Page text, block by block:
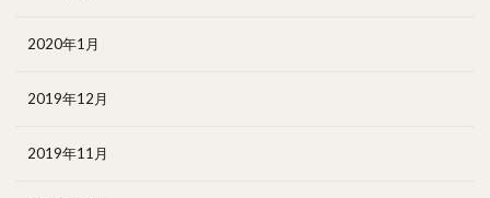
2020年1月
2019年12月
2019年11月